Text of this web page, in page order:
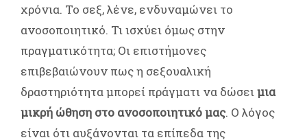
χρόνια. Το σεξ, λένε, ενδυναμώνει το
ανοσοποιητικό. Τι ισχύει όμως στην
πραγματικότητα; Οι επιστήμονες
επιβεβαιώνουν πως η σεξουαλική
δραστηριότητα μπορεί πράγματι να δώσειμια
μικρή ώθηση στο ανοσοποιητικό μας. Ο λόγος
είναι ότι αυξάνονται τα επίπεδα της